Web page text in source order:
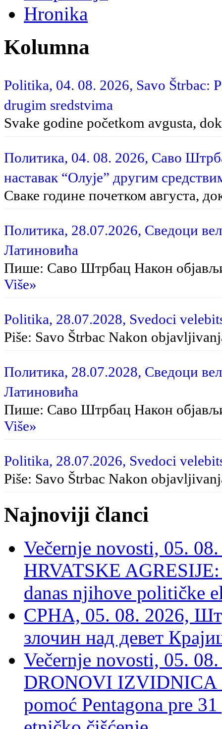
Hronika
Kolumna
Politika, 04. 08. 2026, Savo Štrbac:
drugim sredstvima
Svake godine početkom avgusta,
Политика, 04. 08. 2026, Саво
наставак “Олује” другим
Сваке године почетком августа,
Политика, 28.07.2026, Сведоци
Латиновића
Пише: Саво Штрбац На­кон
Više»
Politika, 28.07.2028, Svedoci
Piše: Savo Štrbac Na­kon
Политика, 28.07.2028, Сведоци
Латиновића
Пише: Саво Штрбац Након
Više»
Politika, 28.07.2026, Svedoci
Piše: Savo Štrbac Nakon
Najnoviji članci
Večernje novosti, 05.
HRVATSKE
danas njihove političke
СРНА, 05. 08. 2026,
злочин над девет
Večernje novosti, 05.
DRONOVI IZVIDNICA
pomoć Pentagona pre